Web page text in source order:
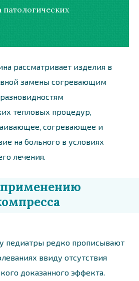
патологических
рассматривает изделия в
замены согревающим
тепловых процедур,
согревающее и
на больного в условиях
лечения.
педиатры редко прописывают
ввиду отсутствия
доказанного эффекта.